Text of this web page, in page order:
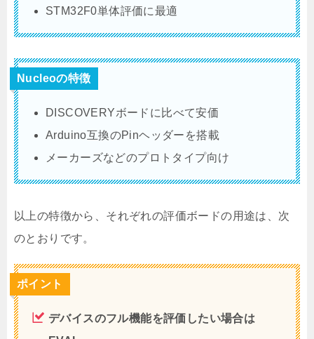
STM32F0単体評価に最適
Nucleoの特徴
DISCOVERYボードに比べて安価
Arduino互換のPinヘッダーを搭載
メーカーズなどのプロトタイプ向け
以上の特徴から、それぞれの評価ボードの用途は、次
のとおりです。
ポイント
デバイスのフル機能を評価したい場合は